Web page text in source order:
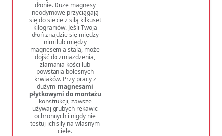
dłonie. Duże magnesy
neodymowe przyciągają
się do siebie z siłą kilkuset
kilogramów. Jeśli Twoja
dłoń znajdzie się między
nimi lub między
magnesem a stalą, może
dojść do zmiażdżenia,
złamania kości lub
powstania bolesnych
krwiaków. Przy pracy z
dużymi magnesami
płytkowymi do montażu
konstrukcji, zawsze
używaj grubych rękawic
ochronnych i nigdy nie
testuj ich siły na własnym
ciele.